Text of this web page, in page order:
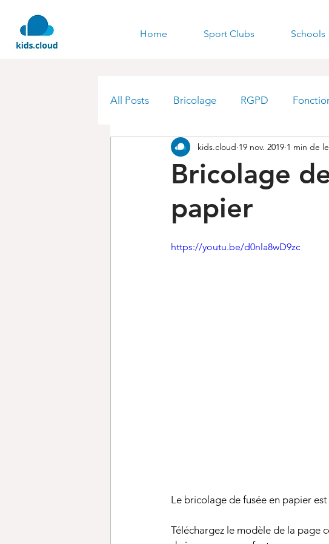
Home Sport Clubs Schools
All Posts Bricolage RGPD
Bricolage
papier
kids.cloud 19 nov. 2019 1 min de
https://youtu.be/d0nla8wD9zc
Le bricolage de fusée en papier
Téléchargez le modèle de la page